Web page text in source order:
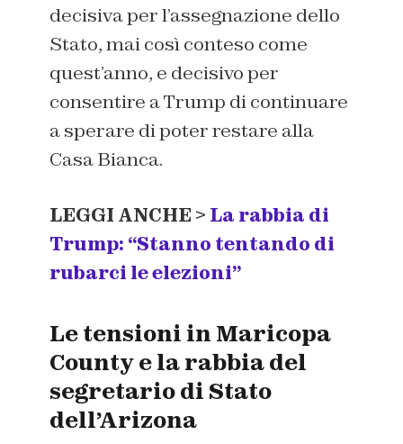
decisiva per l’assegnazione dello
Stato, mai così conteso come
quest’anno, e decisivo per
consentire a Trump di continuare
a sperare di poter restare alla
Casa Bianca.
LEGGI ANCHE > La rabbia di
Trump: “Stanno tentando di
rubarci le elezioni”
Le tensioni in Maricopa
County e la rabbia del
segretario di Stato
dell’Arizona